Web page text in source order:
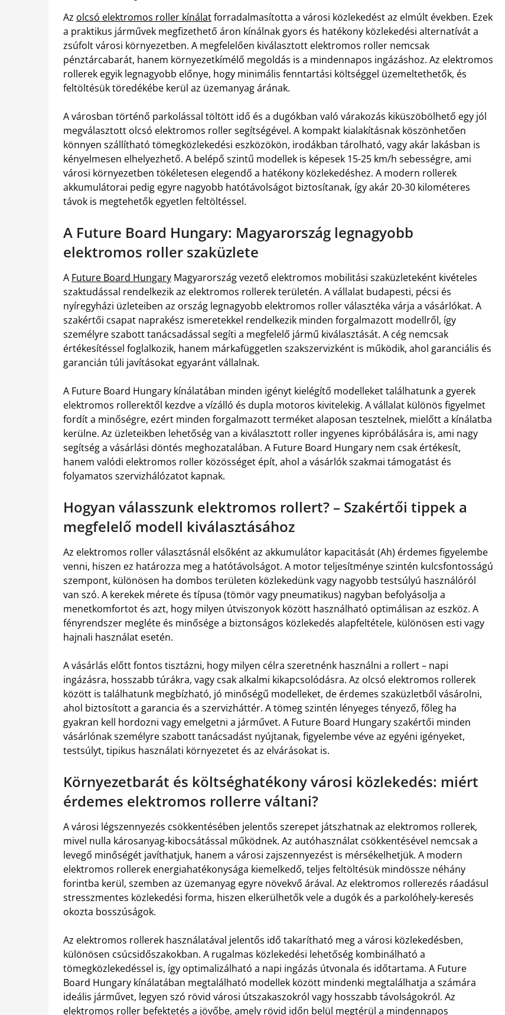
Az olcsó elektromos roller kínálatforradalmasította a városi közlekedést az elmúlt években. Ezek
a praktikus járművek megfizethető áron kínálnak gyors és hatékony közlekedési alternatívát a
zsúfolt városi környezetben. A megfelelően kiválasztott elektromos roller nemcsak
pénztárcabarát, hanem környezetkímélő megoldás is a mindennapos ingázáshoz. Az elektromos
rollerek egyik legnagyobb előnye, hogy minimális fenntartási költséggel üzemeltethetők, és
feltöltésük töredékébe kerül az üzemanyag árának.
A városban történő parkolással töltött idő és a dugókban való várakozás kiküszöbölhető egy jól
megválasztott olcsó elektromos roller segítségével. A kompakt kialakításnak köszönhetően
könnyen szállítható tömegközlekedési eszközökön, irodákban tárolható, vagy akár lakásban is
kényelmesen elhelyezhető. A belépő szintű modellek is képesek 15-25 km/h sebességre, ami
városi környezetben tökéletesen elegendő a hatékony közlekedéshez. A modern rollerek
akkumulátorai pedig egyre nagyobb hatótávolságot biztosítanak, így akár 20-30 kilométeres
távok is megtehetők egyetlen feltöltéssel.
A Future Board Hungary: Magyarország legnagyobb
elektromos roller szaküzlete
A Future Board Hungary Magyarország vezető elektromos mobilitási szaküzleteként kivételes
szaktudással rendelkezik az elektromos rollerek területén. A vállalat budapesti, pécsi és
nyíregyházi üzleteiben az ország legnagyobb elektromos roller választéka várja a vásárlókat. A
szakértői csapat naprakész ismeretekkel rendelkezik minden forgalmazott modellről, így
személyre szabott tanácsadással segíti a megfelelő jármű kiválasztását. A cég nemcsak
értékesítéssel foglalkozik, hanem márkafüggetlen szakszervizként is működik, ahol garanciális és
garancián túli javításokat egyaránt vállalnak.
A Future Board Hungary kínálatában minden igényt kielégítő modelleket találhatunk a gyerek
elektromos rollerektől kezdve a vízálló és dupla motoros kivitelekig. A vállalat különös figyelmet
fordít a minőségre, ezért minden forgalmazott terméket alaposan tesztelnek, mielőtt a kínálatba
kerülne. Az üzleteikben lehetőség van a kiválasztott roller ingyenes kipróbálására is, ami nagy
segítség a vásárlási döntés meghozatalában. A Future Board Hungary nem csak értékesít,
hanem valódi elektromos roller közösséget épít, ahol a vásárlók szakmai támogatást és
folyamatos szervizhálózatot kapnak.
Hogyan válasszunk elektromos rollert? – Szakértői tippek a
megfelelő modell kiválasztásához
Az elektromos roller választásnál elsőként az akkumulátor kapacitását (Ah) érdemes figyelembe
venni, hiszen ez határozza meg a hatótávolságot. A motor teljesítménye szintén kulcsfontosságú
szempont, különösen ha dombos területen közlekedünk vagy nagyobb testsúlyú használóról
van szó. A kerekek mérete és típusa (tömör vagy pneumatikus) nagyban befolyásolja a
menetkomfortot és azt, hogy milyen útviszonyok között használható optimálisan az eszköz. A
fényrendszer megléte és minősége a biztonságos közlekedés alapfeltétele, különösen esti vagy
hajnali használat esetén.
A vásárlás előtt fontos tisztázni, hogy milyen célra szeretnénk használni a rollert – napi
ingázásra, hosszabb túrákra, vagy csak alkalmi kikapcsolódásra. Az olcsó elektromos rollerek
között is találhatunk megbízható, jó minőségű modelleket, de érdemes szaküzletből vásárolni,
ahol biztosított a garancia és a szervizháttér. A tömeg szintén lényeges tényező, főleg ha
gyakran kell hordozni vagy emelgetni a járművet. A Future Board Hungary szakértői minden
vásárlónak személyre szabott tanácsadást nyújtanak, figyelembe véve az egyéni igényeket,
testsúlyt, tipikus használati környezetet és az elvárásokat is.
Környezetbarát és költséghatékony városi közlekedés: miért
érdemes elektromos rollerre váltani?
A városi légszennyezés csökkentésében jelentős szerepet játszhatnak az elektromos rollerek,
mivel nulla károsanyag-kibocsátással működnek. Az autóhasználat csökkentésével nemcsak a
levegő minőségét javíthatjuk, hanem a városi zajszennyezést is mérsékelhetjük. A modern
elektromos rollerek energiahatékonysága kiemelkedő, teljes feltöltésük mindössze néhány
forintba kerül, szemben az üzemanyag egyre növekvő árával. Az elektromos rollerezés ráadásul
stresszmentes közlekedési forma, hiszen elkerülhetők vele a dugók és a parkolóhely-keresés
okozta bosszúságok.
Az elektromos rollerek használatával jelentős idő takarítható meg a városi közlekedésben,
különösen csúcsidőszakokban. A rugalmas közlekedési lehetőség kombinálható a
tömegközlekedéssel is, így optimalizálható a napi ingázás útvonala és időtartama. A Future
Board Hungary kínálatában megtalálható modellek között mindenki megtalálhatja a számára
ideális járművet, legyen szó rövid városi útszakaszokról vagy hosszabb távolságokról. Az
elektromos roller befektetés a jövőbe, amely rövid időn belül megtérül a mindennapos